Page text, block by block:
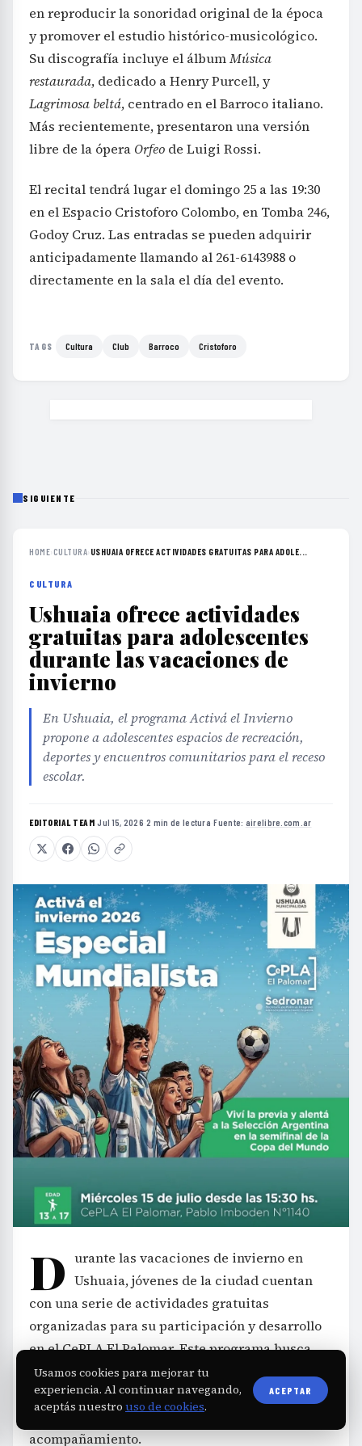
en reproducir la sonoridad original de la época
y promover el estudio histórico-musicológico.
Su discografía incluye el álbumMúsica
restaurada, dedicado a Henry Purcell, y
Lagrimosa beltá, centrado en el Barroco italiano.
Más recientemente, presentaron una versión
libre de la ópera Orfeo de Luigi Rossi.
El recital tendrá lugar el domingo 25 a las 19:30
en el Espacio Cristoforo Colombo, en Tomba 246,
Godoy Cruz. Las entradas se pueden adquirir
anticipadamente llamando al 261-6143988 o
directamente en la sala el día del evento.
TAGS Cultura Club Barroco Cristoforo
SIGUIENTE
HOME›CULTURA› USHUAIA OFRECE ACTIVIDADES GRATUITAS PARA ADOLE...
CULTURA
Ushuaia ofrece actividades
gratuitas para adolescentes
durante las vacaciones de
invierno
En Ushuaia, el programa Activá el Invierno
propone a adolescentes espacios de recreación,
deportes y encuentros comunitarios para el receso
escolar.
EDITORIAL TEAM·Jul 15, 2026·2 min de lectura·Fuente: airelibre.com.ar
D urante las vacaciones de invierno en
Ushuaia, jóvenes de la ciudad cuentan
con una serie de actividades gratuitas
organizadas para su participación y desarrollo
en el CePLA El Palomar. Este programa busca
ofrecer a los adolescentes un espacio de
encuentro, recreación y fortalecimiento de
vínculos en un ambiente de contención y
acompañamiento.
Usamos cookies para mejorar tu
experiencia. Al continuar navegando,
aceptás nuestro uso de cookies.
ACEPTAR